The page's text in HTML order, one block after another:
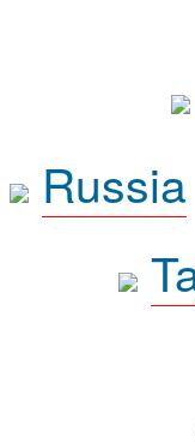
Russia